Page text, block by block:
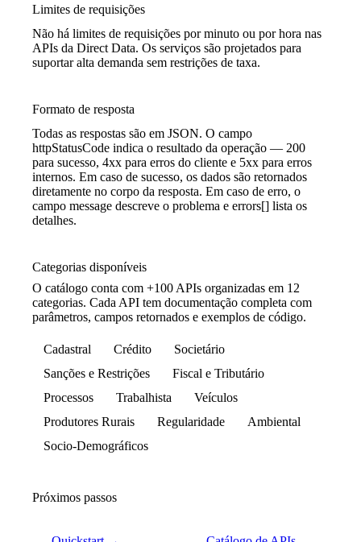
Limites de requisições
Não há limites de requisições por minuto ou por hora nas
APIs da Direct Data. Os serviços são projetados para
suportar alta demanda sem restrições de taxa.
Formato de resposta
Todas as respostas são em JSON. O campo
httpStatusCode indica o resultado da operação — 200
para sucesso, 4xx para erros do cliente e 5xx para erros
internos. Em caso de sucesso, os dados são retornados
diretamente no corpo da resposta. Em caso de erro, o
campo message descreve o problema e errors[] lista os
detalhes.
Categorias disponíveis
O catálogo conta com +100 APIs organizadas em 12
categorias. Cada API tem documentação completa com
parâmetros, campos retornados e exemplos de código.
Cadastral Crédito
Societário
Sanções e Restrições
Fiscal e Tributário
Processos
Trabalhista
Veículos
Produtores Rurais
Regularidade
Ambiental
Socio-Demográficos
Próximos passos